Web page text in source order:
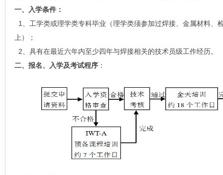
一、入学条件：
1、工学类或理学类专科毕业（理学类须参加过焊接、金属材料、
上）；
2、具有在最近六年内至少四年与焊接相关的技术员级工作经历。
二、报名、入学及考试程序 ：